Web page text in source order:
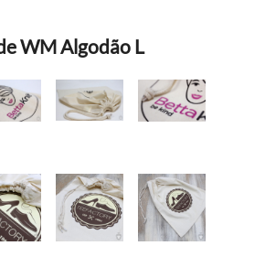
WM Algodão L